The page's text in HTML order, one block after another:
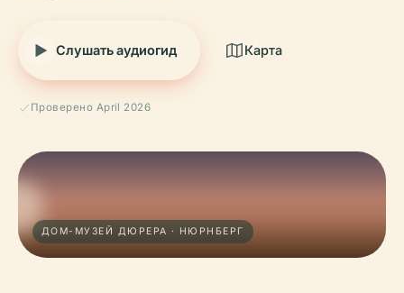
Слушать аудиогид Карта
Проверено April 2026
ДОМ-МУЗЕЙ ДЮРЕРА · НЮРНБЕРГ